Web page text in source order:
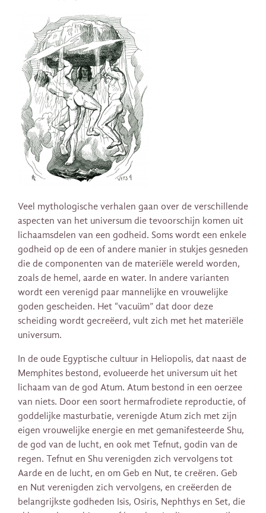
Veel mythologische verhalen gaan over de verschillende
aspecten van het universum die tevoorschijn komen uit
lichaamsdelen van een godheid. Soms wordt een enkele
godheid op de een of andere manier in stukjes gesneden
die de componenten van de materiële wereld worden,
zoals de hemel, aarde en water. In andere varianten
wordt een verenigd paar mannelijke en vrouwelijke
goden gescheiden. Het “vacuüm” dat door deze
scheiding wordt gecreëerd, vult zich met het materiële
universum.
In de oude Egyptische cultuur in Heliopolis, dat naast de
Memphites bestond, evolueerde het universum uit het
lichaam van de god Atum. Atum bestond in een oerzee
van niets. Door een soort hermafrodiete reproductie, of
goddelijke masturbatie, verenigde Atum zich met zijn
eigen vrouwelijke energie en met gemanifesteerde Shu,
de god van de lucht, en ook met Tefnut, godin van de
regen. Tefnut en Shu verenigden zich vervolgens tot
Aarde en de lucht, en om Geb en Nut, te creëren. Geb
en Nut verenigden zich vervolgens, en creëerden de
belangrijkste godheden Isis, Osiris, Nephthys en Set, die